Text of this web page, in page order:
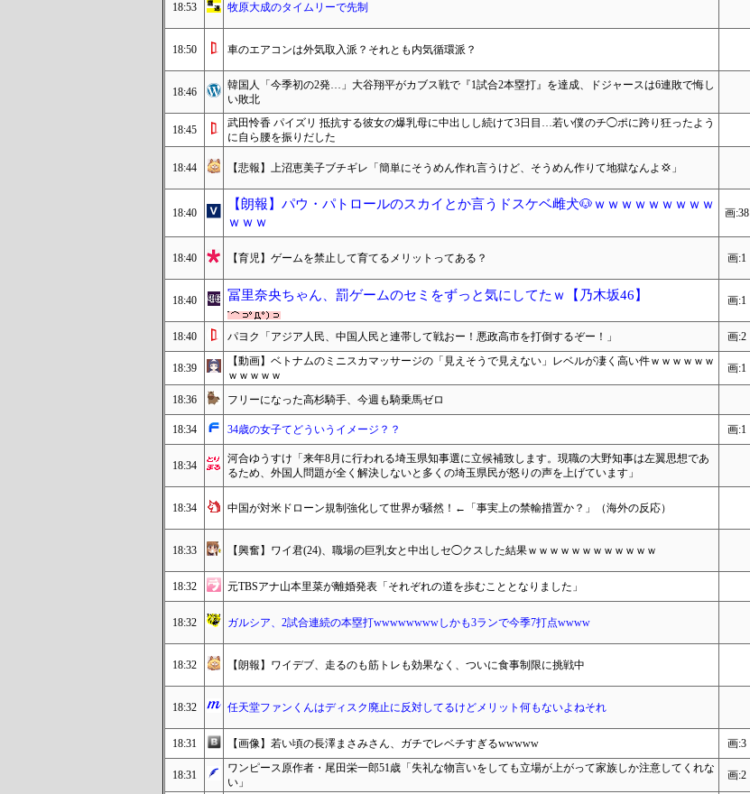
18:53 牧原大成のタイムリーで先制
18:50 車のエアコンは外気取入派？それとも内気循環派？
18:46
韓国人「今季初の2発…」大谷翔平がカブス戦で『1試合2本塁打』を達成、ドジャースは6連敗で悔し
い敗北
18:45
武田怜香 パイズリ 抵抗する彼女の爆乳母に中出しし続けて3日目…若い僕のチ◯ポに跨り狂ったよう
に自ら腰を振りだした
18:44 【悲報】上沼恵美子ブチギレ「簡単にそうめん作れ言うけど、そうめん作りて地獄なんよ💢」
18:40
【朗報】パウ・パトロールのスカイとか言うドスケベ雌犬🐶ｗｗｗｗｗｗｗｗｗ
ｗｗｗ
画:38
18:40 【育児】ゲームを禁止して育てるメリットってある？ 画:1
18:40 冨里奈央ちゃん、罰ゲームのセミをずっと気にしてたｗ【乃木坂46】 画:1
18:40 パヨク「アジア人民、中国人民と連帯して戦おー！悪政高市を打倒するぞー！」 画:2
18:39
【動画】ベトナムのミニスカマッサージの「見えそうで見えない」レベルが凄く高い件ｗｗｗｗｗｗ
ｗｗｗｗｗ
画:1
18:36 フリーになった高杉騎手、今週も騎乗馬ゼロ
18:34 34歳の女子てどういうイメージ？？ 画:1
18:34
河合ゆうすけ「来年8月に行われる埼玉県知事選に立候補致します。現職の大野知事は左翼思想であ
るため、外国人問題が全く解決しないと多くの埼玉県民が怒りの声を上げています」
18:34 中国が対米ドローン規制強化して世界が騒然！←「事実上の禁輸措置か？」（海外の反応）
18:33 【興奮】ワイ君(24)、職場の巨乳女と中出しセ◯クスした結果ｗｗｗｗｗｗｗｗｗｗｗｗ
18:32 元TBSアナ山本里菜が離婚発表「それぞれの道を歩むこととなりました」
18:32 ガルシア、2試合連続の本塁打wwwwwwwwしかも3ランで今季7打点wwww
18:32 【朗報】ワイデブ、走るのも筋トレも効果なく、ついに食事制限に挑戦中
18:32 任天堂ファンくんはディスク廃止に反対してるけどメリット何もないよねそれ
18:31 【画像】若い頃の長澤まさみさん、ガチでレベチすぎるwwwww 画:3
18:31
ワンピース原作者・尾田栄一郎51歳「失礼な物言いをしても立場が上がって家族しか注意してくれな
い」
画:2